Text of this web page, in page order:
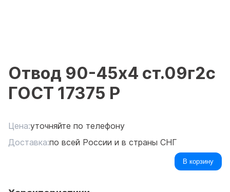
Отвод 90-45х4 ст.09г2с
ГОСТ 17375 Р
Цена:уточняйте по телефону
Доставка:по всей России и в страны СНГ
В корзину